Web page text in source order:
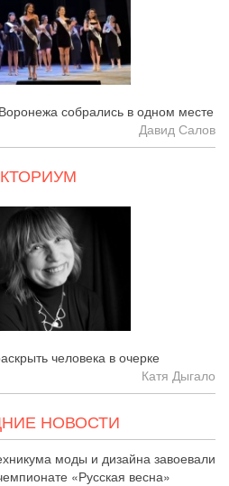
собрались в одном месте
Давид Салов
человека в очерке
Катя Дыгало
НОВОСТИ
моды и дизайна завоевали
«Русская весна»